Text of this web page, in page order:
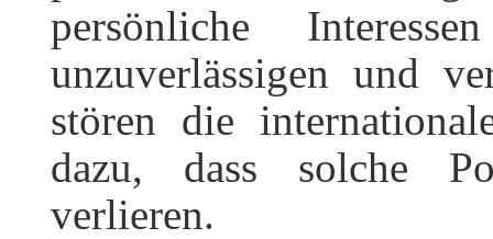
persönliche
unzuverlässigen und
stören die
dazu, dass solche
verlieren.